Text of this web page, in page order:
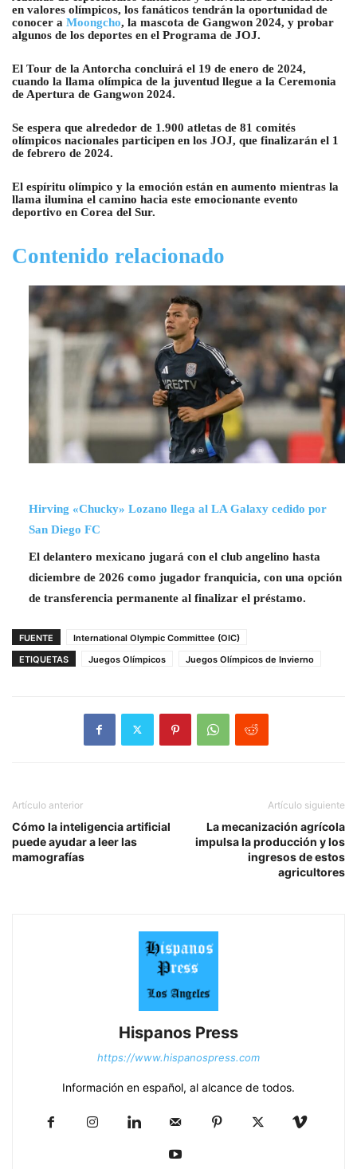
en valores olímpicos, los fanáticos tendrán la oportunidad de
conocer a Moongcho, la mascota de Gangwon 2024, y probar
algunos de los deportes en el Programa de JOJ.
El Tour de la Antorcha concluirá el 19 de enero de 2024,
cuando la llama olímpica de la juventud llegue a la Ceremonia
de Apertura de Gangwon 2024.
Se espera que alrededor de 1.900 atletas de 81 comités
olímpicos nacionales participen en los JOJ, que finalizarán el 1
de febrero de 2024.
El espíritu olímpico y la emoción están en aumento mientras la
llama ilumina el camino hacia este emocionante evento
deportivo en Corea del Sur.
Contenido relacionado
Hirving «Chucky» Lozano llega al LA Galaxy cedido por
San Diego FC
El delantero mexicano jugará con el club angelino hasta
diciembre de 2026 como jugador franquicia, con una opción
de transferencia permanente al finalizar el préstamo.
FUENTE
International Olympic Committee (OIC)
ETIQUETAS
Juegos Olímpicos Juegos Olímpicos de Invierno
Artículo anterior
Cómo la inteligencia artificial
puede ayudar a leer las
mamografías
Artículo siguiente
La mecanización agrícola
impulsa la producción y los
ingresos de estos
agricultores
Hispanos Press
https://www.hispanospress.com
Información en español, al alcance de todos.